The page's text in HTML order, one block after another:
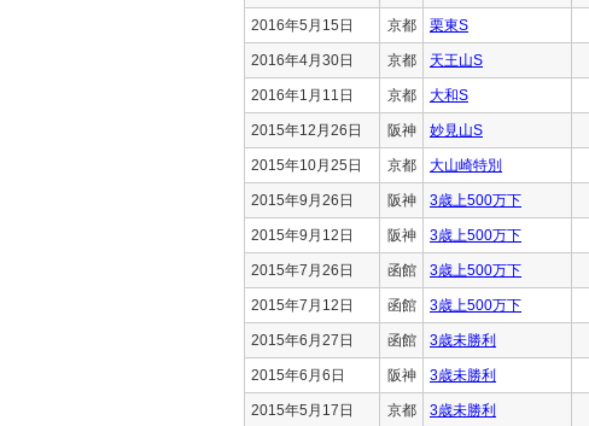
2016年5月15日 京都 栗東S
2016年4月30日 京都 天王山S
2016年1月11日 京都 大和S
2015年12月26日 阪神 妙見山S
2015年10月25日 京都 大山崎特別
2015年9月26日 阪神 3歳上500万下
2015年9月12日 阪神 3歳上500万下
2015年7月26日 函館 3歳上500万下
2015年7月12日 函館 3歳上500万下
2015年6月27日 函館 3歳未勝利
2015年6月6日 阪神 3歳未勝利
2015年5月17日 京都 3歳未勝利